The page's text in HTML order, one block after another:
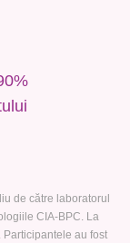
de către laboratorul
CIA-BPC. La
au fost